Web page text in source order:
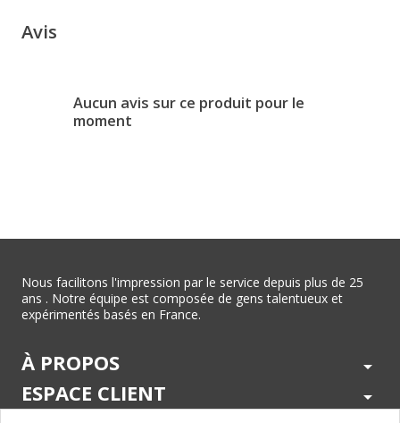
Avis
Aucun avis sur ce produit pour le
moment
Nous facilitons l'impression par le service depuis plus de 25
ans . Notre équipe est composée de gens talentueux et
expérimentés basés en France.
À PROPOS arrow_drop_down
ESPACE CLIENT arrow_drop_down